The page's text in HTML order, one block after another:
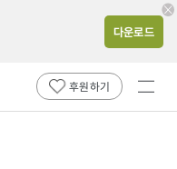
다운로드
후원하기
전체